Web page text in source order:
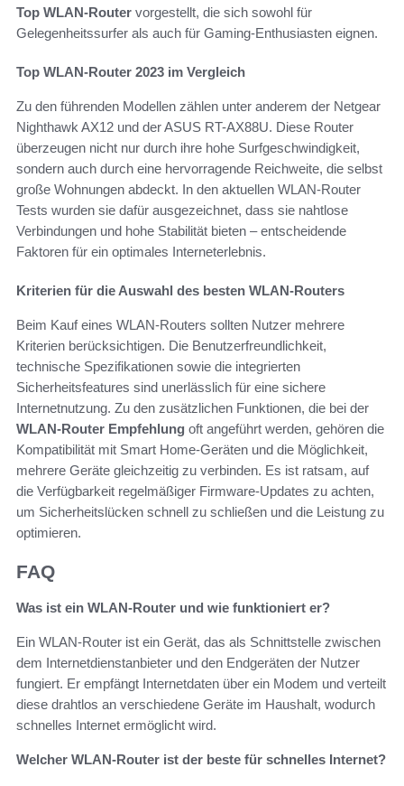
Top WLAN-Router vorgestellt, die sich sowohl für
Gelegenheitssurfer als auch für Gaming-Enthusiasten eignen.
Top WLAN-Router 2023 im Vergleich
Zu den führenden Modellen zählen unter anderem der Netgear
Nighthawk AX12 und der ASUS RT-AX88U. Diese Router
überzeugen nicht nur durch ihre hohe Surfgeschwindigkeit,
sondern auch durch eine hervorragende Reichweite, die selbst
große Wohnungen abdeckt. In den aktuellen WLAN-Router
Tests wurden sie dafür ausgezeichnet, dass sie nahtlose
Verbindungen und hohe Stabilität bieten – entscheidende
Faktoren für ein optimales Interneterlebnis.
Kriterien für die Auswahl des besten WLAN-Routers
Beim Kauf eines WLAN-Routers sollten Nutzer mehrere
Kriterien berücksichtigen. Die Benutzerfreundlichkeit,
technische Spezifikationen sowie die integrierten
Sicherheitsfeatures sind unerlässlich für eine sichere
Internetnutzung. Zu den zusätzlichen Funktionen, die bei der
WLAN-Router Empfehlung oft angeführt werden, gehören die
Kompatibilität mit Smart Home-Geräten und die Möglichkeit,
mehrere Geräte gleichzeitig zu verbinden. Es ist ratsam, auf
die Verfügbarkeit regelmäßiger Firmware-Updates zu achten,
um Sicherheitslücken schnell zu schließen und die Leistung zu
optimieren.
FAQ
Was ist ein WLAN-Router und wie funktioniert er?
Ein WLAN-Router ist ein Gerät, das als Schnittstelle zwischen
dem Internetdienstanbieter und den Endgeräten der Nutzer
fungiert. Er empfängt Internetdaten über ein Modem und verteilt
diese drahtlos an verschiedene Geräte im Haushalt, wodurch
schnelles Internet ermöglicht wird.
Welcher WLAN-Router ist der beste für schnelles Internet?